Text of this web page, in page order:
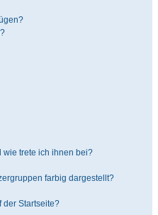
wie trete ich ihnen bei?
farbig dargestellt?
der Startseite?